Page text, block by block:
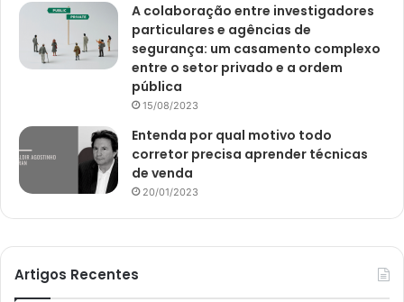
A colaboração entre investigadores
particulares e agências de
segurança: um casamento complexo
entre o setor privado e a ordem
pública
15/08/2023
Entenda por qual motivo todo
corretor precisa aprender técnicas
de venda
20/01/2023
Artigos Recentes